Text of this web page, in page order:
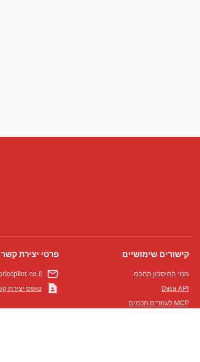
קישורים שימושיים
מנוי החיסכון החכם
Data API
MCP לעוזרים חכמים
פרטי יצירת קשר
mail_outline
contact_page טופס יצירת